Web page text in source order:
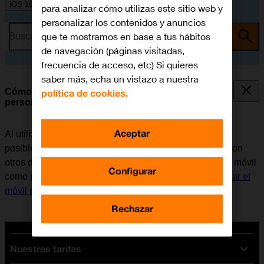
iOS 16.0
Busca por problema o tema
Cómo utilizar el móvil como punto de acceso
personal
Al utilizar el móvil como punto de acceso personal, es
posible compartir la conexión de internet del teléfono con
otros dispositivos a través de Wi-Fi. Antes de utilizar el móvil
como punto de acceso personal, es necesario
configurar el
móvil para internet
Nuestras tarifas
para analizar cómo utilizas este sitio web y
personalizar los contenidos y anuncios
que te mostramos en base a tus hábitos
de navegación (páginas visitadas,
frecuencia de acceso, etc) Si quieres
saber más, echa un vistazo a nuestra
política de cookies.
Configurar
Rechazar
Aceptar